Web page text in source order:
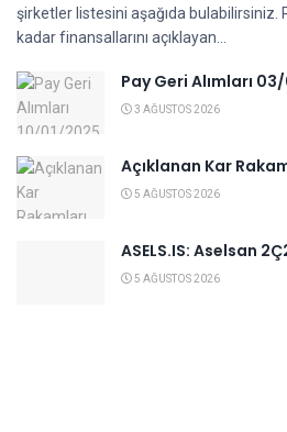
şirketler listesini aşağıda bulabilirsiniz.
kadar finansallarını açıklayan...
Pay Geri Alımları
3 AĞUSTOS 2026
Açıklanan Kar
5 AĞUSTOS 2026
ASELS.IS: Aselsan
5 AĞUSTOS 2026